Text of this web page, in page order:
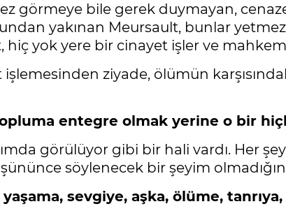
görmeye bile gerek duymayan,
yakınan Meursault, bunlar
hiç yok yere bir cinayet işler ve
ziyade, ölümün
entegre olmak yerine o bir
görülüyor gibi bir hali vardı. Her
söylenecek bir şeyim
yaşama, sevgiye, aşka, ölüme,